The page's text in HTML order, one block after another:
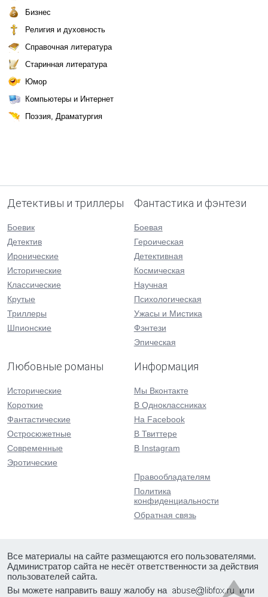
Бизнес
Религия и духовность
Справочная литература
Старинная литература
Юмор
Компьютеры и Интернет
Поэзия, Драматургия
Детективы и триллеры
Боевик
Детектив
Иронические
Исторические
Классические
Крутые
Триллеры
Шпионские
Фантастика и фэнтези
Боевая
Героическая
Детективная
Космическая
Научная
Психологическая
Ужасы и Мистика
Фэнтези
Эпическая
Любовные романы
Исторические
Короткие
Фантастические
Остросюжетные
Современные
Эротические
Информация
Мы Вконтакте
В Одноклассниках
На Facebook
В Твиттере
В Instagram
Правообладателям
Политика
конфиденциальности
Обратная связь
Все материалы на сайте размещаются его пользователями.
Администратор сайта не несёт ответственности за действия
пользователей сайта.
Вы можете направить вашу жалобу на
или